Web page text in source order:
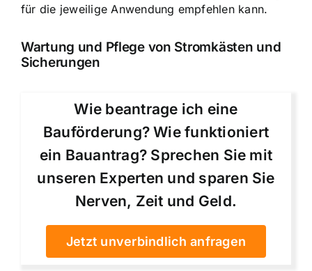
für die jeweilige Anwendung empfehlen kann.
Wartung und Pflege von Stromkästen und
Sicherungen
Wie beantrage ich eine
Bauförderung? Wie funktioniert
ein Bauantrag? Sprechen Sie mit
unseren Experten und sparen Sie
Nerven, Zeit und Geld.
Jetzt unverbindlich anfragen